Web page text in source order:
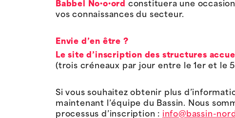
Babbel No·o·ord constituera une
vos connaissances du secteur.
Envie d’en être ?
Le site d’inscription des structures
(trois créneaux par jour entre le 1er et le
Si vous souhaitez obtenir plus
maintenant l’équipe du Bassin. Nous
processus d’inscription : info@bassin-